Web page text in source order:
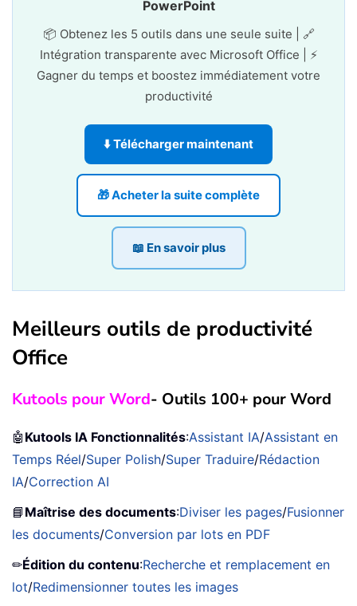
PowerPoint
📦 Obtenez les 5 outils dans une seule suite | 🔗
Intégration transparente avec Microsoft Office | ⚡
Gagner du temps et boostez immédiatement votre
productivité
⬇️ Télécharger maintenant
🎁 Acheter la suite complète
📖 En savoir plus
Meilleurs outils de productivité
Office
Kutools pour Word- Outils 100+ pour Word
🤖 Kutools IA Fonctionnalités:Assistant IA/Assistant en
Temps Réel/Super Polish/Super Traduire/Rédaction
IA/Correction AI
📘 Maîtrise des documents:Diviser les pages/Fusionner
les documents/Conversion par lots en PDF
✏Édition du contenu:Recherche et remplacement en
lot/Redimensionner toutes les images